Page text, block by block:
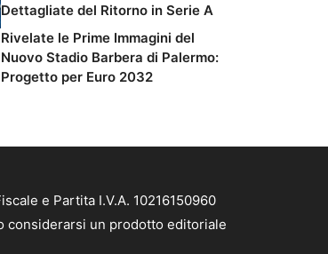
Dettagliate del Ritorno in Serie A
Rivelate le Prime Immagini del
Nuovo Stadio Barbera di Palermo:
Progetto per Euro 2032
e Partita I.V.A. 10216150960
considerarsi un prodotto editoriale